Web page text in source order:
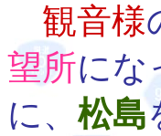
観音様
望所にな
に、 松島